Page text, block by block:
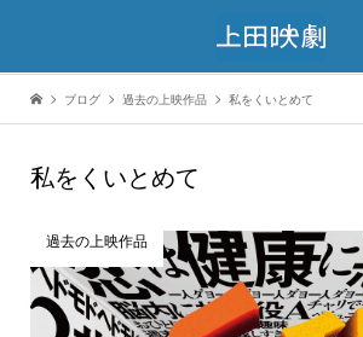
ブログ 過去の上映作品 私をくいとめて
私をくいとめて
過去の上映作品